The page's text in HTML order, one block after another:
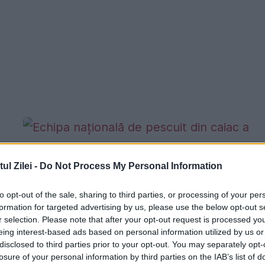
Zilei - Do Not Process My Personal Information
opt-out of the sale, sharing to third parties, or processing of your
for targeted advertising by us, please use the below opt-out
selection. Please note that after your opt-out request is processed
interest-based ads based on personal information utilized by us
to third parties prior to your opt-out. You may separately
of your personal information by third parties on the IAB’s list of
Echipa națională de pescuit din caiac
României, expulzată din Mexic
Campionatului Mondial. Sportivii